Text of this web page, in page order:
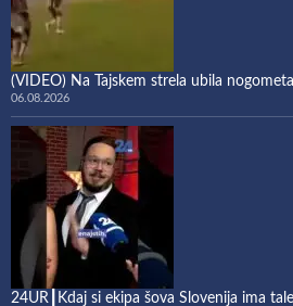
(VIDEO) Na Tajskem strela ubila
06.08.2026
24UR┃Kdaj si ekipa šova Slovenija ima